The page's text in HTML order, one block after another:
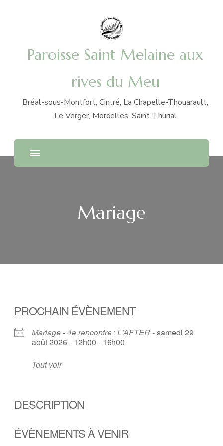
Paroisse Saint Melaine aux
rives du Meu
Bréal-sous-Montfort, Cintré, La Chapelle-Thouarault,
Le Verger, Mordelles, Saint-Thurial
Mariage
PROCHAIN ÉVÈNEMENT
Mariage - 4e rencontre : L'AFTER- samedi 29
août 2026 - 12h00 - 16h00
Tout voir
DESCRIPTION
ÉVÈNEMENTS À VENIR